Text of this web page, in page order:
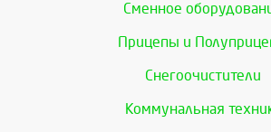
Сменное
Прицепы и
Снегоочистители
Коммунальная